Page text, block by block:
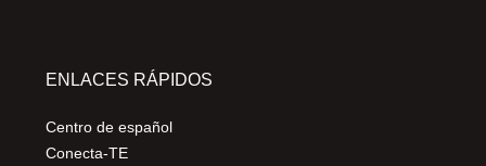
ENLACES RÁPIDOS
Centro de español
Conecta-TE